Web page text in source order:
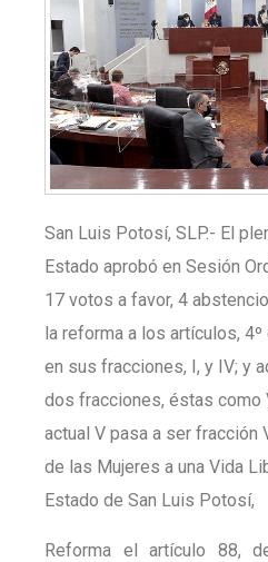
San Luis Potosí, SLP.- El
Estado aprobó en Sesión
17 votos a favor, 4
la reforma a los artículos,
en sus fracciones, I, y IV; y
dos fracciones, éstas como
actual V pasa a ser fracción
de las Mujeres a una Vida
Estado de San Luis Potosí,
Reforma el artículo 88,